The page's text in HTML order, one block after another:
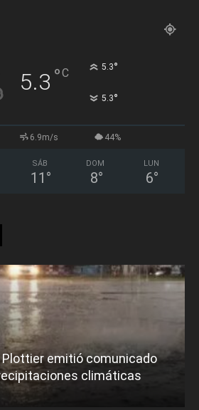
5.3 °C 5.3°
5.3°
6.9m/s 44%
SÁB
11 °
DOM
8°
LUN
6°
Plottier emitió comunicado
climáticas